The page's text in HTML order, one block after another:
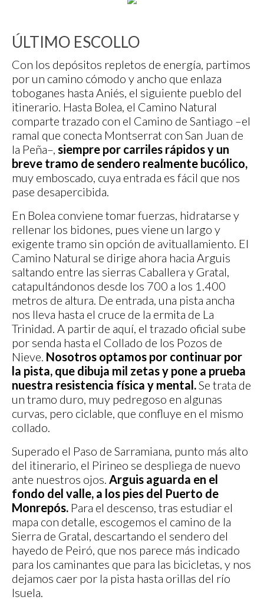
ÚLTIMO ESCOLLO
Con los depósitos repletos de energía, partimos
por un camino cómodo y ancho que enlaza
toboganes hasta Aniés, el siguiente pueblo del
itinerario. Hasta Bolea, el Camino Natural
comparte trazado con el Camino de Santiago –el
ramal que conecta Montserrat con San Juan de
la Peña–, siempre por carriles rápidos y un
breve tramo de sendero realmente bucólico,
muy emboscado, cuya entrada es fácil que nos
pase desapercibida.
En Bolea conviene tomar fuerzas, hidratarse y
rellenar los bidones, pues viene un largo y
exigente tramo sin opción de avituallamiento. El
Camino Natural se dirige ahora hacia Arguis
saltando entre las sierras Caballera y Gratal,
catapultándonos desde los 700 a los 1.400
metros de altura. De entrada, una pista ancha
nos lleva hasta el cruce de la ermita de La
Trinidad. A partir de aquí, el trazado oficial sube
por senda hasta el Collado de los Pozos de
Nieve. Nosotros optamos por continuar por
la pista, que dibuja mil zetas y pone a prueba
nuestra resistencia física y mental. Se trata de
un tramo duro, muy pedregoso en algunas
curvas, pero ciclable, que confluye en el mismo
collado.
Superado el Paso de Sarramiana, punto más alto
del itinerario, el Pirineo se despliega de nuevo
ante nuestros ojos. Arguis aguarda en el
fondo del valle, a los pies del Puerto de
Monrepós. Para el descenso, tras estudiar el
mapa con detalle, escogemos el camino de la
Sierra de Gratal, descartando el sendero del
hayedo de Peiró, que nos parece más indicado
para los caminantes que para las bicicletas, y nos
dejamos caer por la pista hasta orillas del río
Isuela.